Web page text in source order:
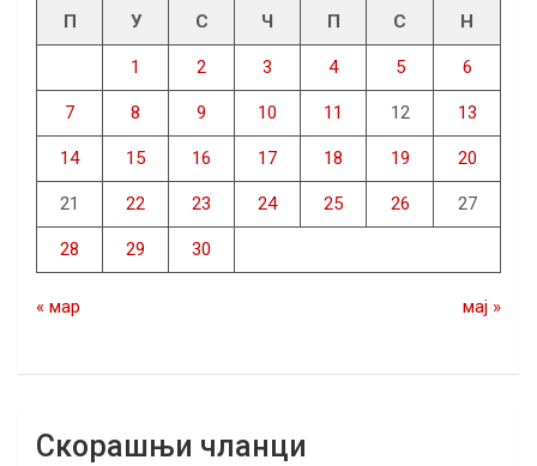
П У С Ч П С Н
1 2 3 4 5 6
7 8 9 10 11 12 13
14 15 16 17 18 19 20
21 22 23 24 25 26 27
28 29 30
« мар мај »
Скорашњи чланци